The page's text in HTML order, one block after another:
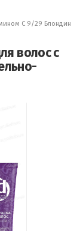
С 9/29 Блондин
волос с